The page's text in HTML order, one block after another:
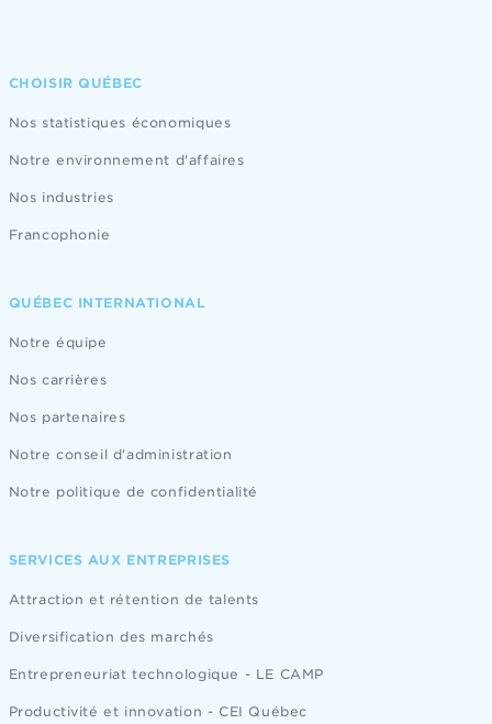
CHOISIR QUÉBEC
Nos statistiques économiques
Notre environnement d'affaires
Nos industries
Francophonie
QUÉBEC INTERNATIONAL
Notre équipe
Nos carrières
Nos partenaires
Notre conseil d'administration
Notre politique de confidentialité
SERVICES AUX ENTREPRISES
Attraction et rétention de talents
Diversification des marchés
Entrepreneuriat technologique - LE CAMP
Productivité et innovation - CEI Québec